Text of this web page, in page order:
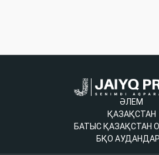
ӘЛЕМ
ҚАЗАҚСТАН
БАТЫС ҚАЗАҚСТАН
БҚО